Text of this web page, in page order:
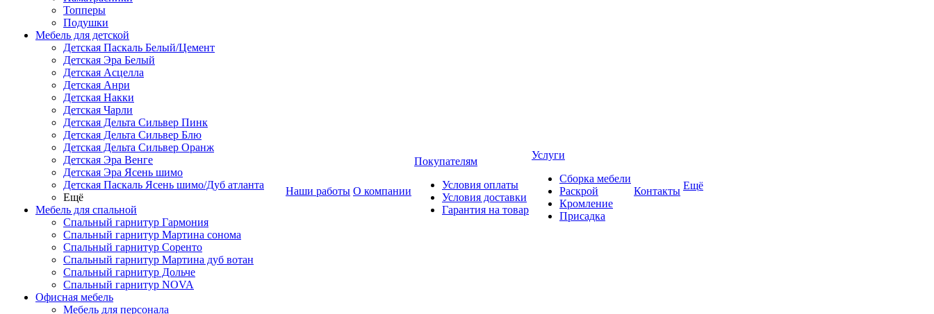
Топперы
Подушки
Мебель для детской
Детская Паскаль Белый/Цемент
Детская Эра Белый
Детская Асцелла
Детская Анри
Детская Накки
Детская Чарли
Детская Дельта Сильвер Пинк
Детская Дельта Сильвер Блю
Детская Дельта Сильвер Оранж
Детская Эра Венге
Детская Эра Ясень шимо
Детская Паскаль Ясень шимо/Дуб атланта
Ещё
Мебель для спальной
Спальный гарнитур Гармония
Спальный гарнитур Мартина сонома
Спальный гарнитур Соренто
Спальный гарнитур Мартина дуб вотан
Спальный гарнитур Дольче
Спальный гарнитур NOVA
Офисная мебель
Мебель для персонала
Наши работы О компании
Покупателям
Условия оплаты
Условия доставки
Гарантия на товар
Услуги
Сборка мебели
Раскрой
Кромление
Присадка
Контакты Ещё